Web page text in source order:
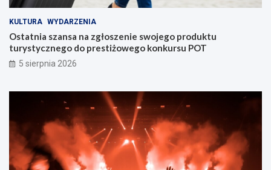
KULTURA WYDARZENIA
Ostatnia szansa na zgłoszenie swojego produktu
turystycznego do prestiżowego konkursu POT
5 sierpnia 2026